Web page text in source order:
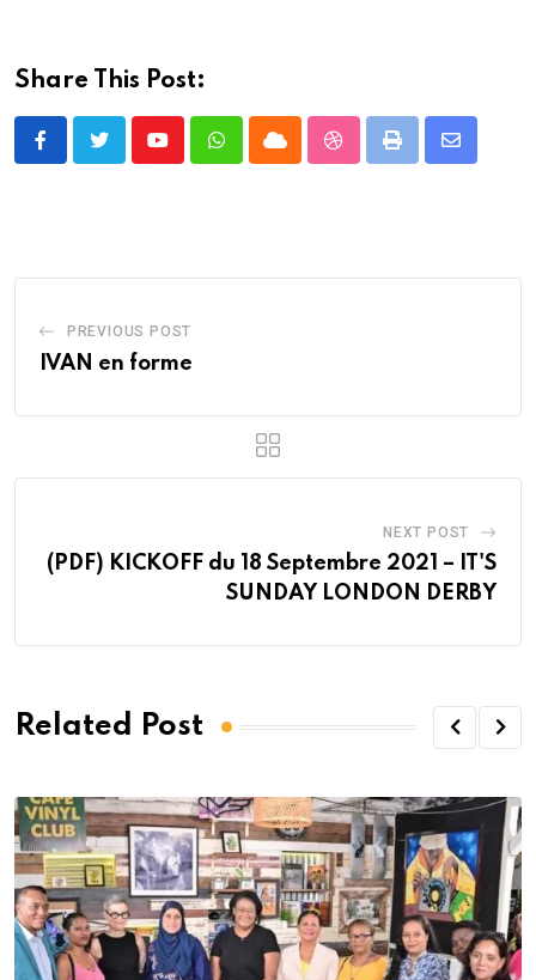
Share This Post:
YoutubeWhatsappCloud StumbleUpon
Print
Share
PREVIOUS POST
IVAN en forme
NEXT POST
(PDF) KICKOFF du 18 Septembre 2021 – IT'S
SUNDAY LONDON DERBY
Related Post